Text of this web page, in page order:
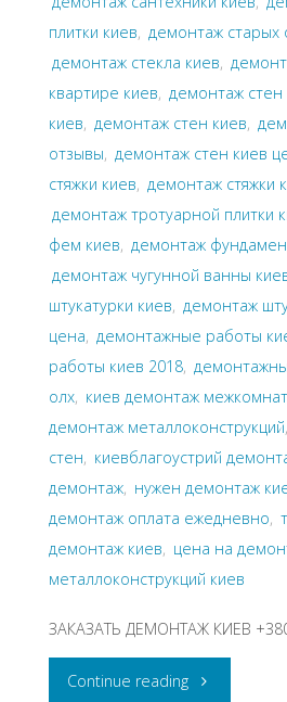
плитки киев, демонтаж старых
демонтаж стекла киев,
квартире киев, демонтаж
киев, демонтаж стен киев,
отзывы, демонтаж стен киев
стяжки киев, демонтаж стяжки
демонтаж тротуарной плитки
фем киев, демонтаж
демонтаж чугунной ванны
штукатурки киев, демонтаж
цена, демонтажные работы
работы киев 2018,
олх, киев демонтаж
демонтаж металлоконструкций,
стен, киевблагоустрий
демонтаж, нужен демонтаж
демонтаж оплата ежедневно,
демонтаж киев, цена на
металлоконструкций киев
ЗАКАЗАТЬ ДЕМОНТАЖ КИЕВ
Continue reading"Демонтаж